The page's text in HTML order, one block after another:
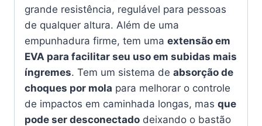
grande resistência, regulável para pessoas
de qualquer altura. Além de uma
empunhadura firme, tem uma extensão em
EVA para facilitar seu uso em subidas mais
íngremes. Tem um sistema de absorção de
choques por mola para melhorar o controle
de impactos em caminhada longas, mas que
pode ser desconectado deixando o bastão